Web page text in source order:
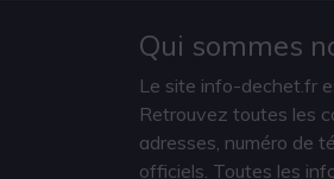
Qui sommes
Le site info-dechet.fr
Retrouvez toutes les
adresses, numéro de
officiels. Toutes les